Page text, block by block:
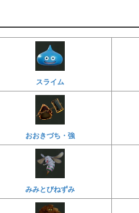
スライム
おおきづち・強
みみとびねずみ